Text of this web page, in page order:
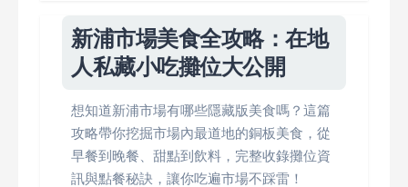
新浦市場美食全攻略：在地
人私藏小吃攤位大公開
想知道新浦市場有哪些隱藏版美食嗎？這篇
攻略帶你挖掘市場內最道地的銅板美食，從
早餐到晚餐、甜點到飲料，完整收錄攤位資
訊與點餐秘訣，讓你吃遍市場不踩雷！